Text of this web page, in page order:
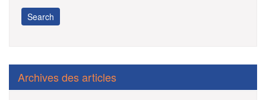
Archives des articles